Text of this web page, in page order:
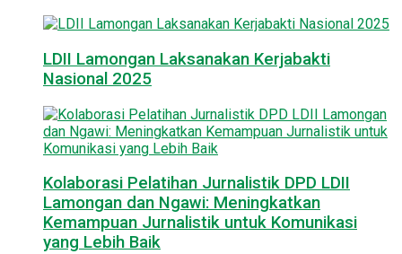
LDII Lamongan Laksanakan Kerjabakti
Nasional 2025
Kolaborasi Pelatihan Jurnalistik DPD LDII
Lamongan dan Ngawi: Meningkatkan
Kemampuan Jurnalistik untuk Komunikasi
yang Lebih Baik